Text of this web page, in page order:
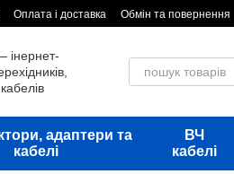
контенту
Оплата і доставка Обмін та повернення
адаптери та
кабелі
ВЧ
кабелі